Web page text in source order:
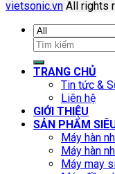
vietsonic.vn All rights
Tìm
kiếm:
TRANG CHỦ
Tin tức &
Liên hệ
GIỚI THIỆU
SẢN PHẨM
Máy hàn
Máy hàn
Máy may